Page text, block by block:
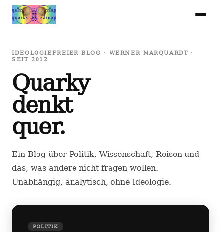
IDEOLOGIEFREIER BLOG · WERNER MARQUARDT ·
SEIT 2012
Quarky
denkt
quer.
Ein Blog über Politik, Wissenschaft, Reisen und
das, was andere nicht fragen wollen.
Unabhängig, analytisch, ohne Ideologie.
POLITIK